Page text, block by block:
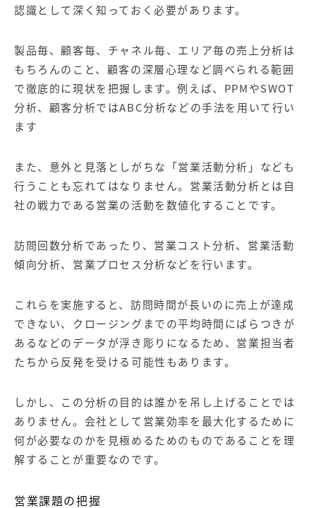
認識として深く知っておく必要があります。
製品毎、顧客毎、チャネル毎、エリア毎の売上分析は
もちろんのこと、顧客の深層心理など調べられる範囲
で徹底的に現状を把握します。例えば、PPMやSWOT
分析、顧客分析ではABC分析などの手法を用いて行い
ます
また、意外と見落としがちな「営業活動分析」なども
行うことも忘れてはなりません。営業活動分析とは自
社の戦力である営業の活動を数値化することです。
訪問回数分析であったり、営業コスト分析、営業活動
傾向分析、営業プロセス分析などを行います。
これらを実施すると、訪問時間が長いのに売上が達成
できない、クロージングまでの平均時間にばらつきが
あるなどのデータが浮き彫りになるため、営業担当者
たちから反発を受ける可能性もあります。
しかし、この分析の目的は誰かを吊し上げることでは
ありません。会社として営業効率を最大化するために
何が必要なのかを見極めるためのものであることを理
解することが重要なのです。
営業課題の把握